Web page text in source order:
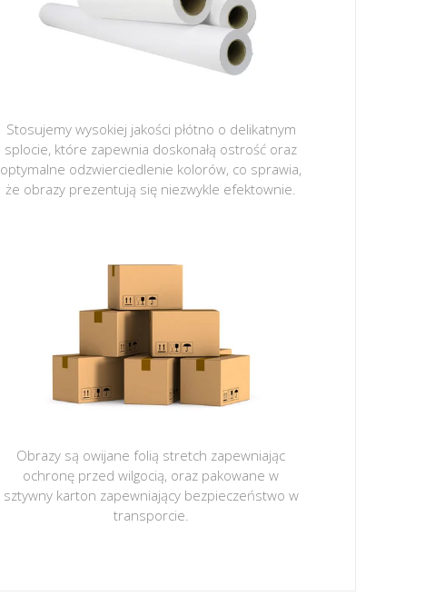
Stosujemy wysokiej jakości płótno o delikatnym
splocie, które zapewnia doskonałą ostrość oraz
optymalne odzwierciedlenie kolorów, co sprawia,
że obrazy prezentują się niezwykle efektownie.
Obrazy są owijane folią stretch zapewniając
ochronę przed wilgocią, oraz pakowane w
sztywny karton zapewniający bezpieczeństwo w
transporcie.